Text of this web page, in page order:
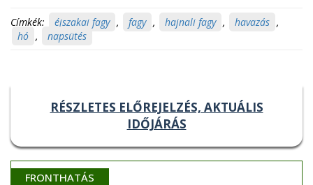
Címkék: éjszakai fagy , fagy , hajnali fagy , havazás ,
hó , napsütés
RÉSZLETES ELŐREJELZÉS, AKTUÁLIS
IDŐJÁRÁS
FRONTHATÁS